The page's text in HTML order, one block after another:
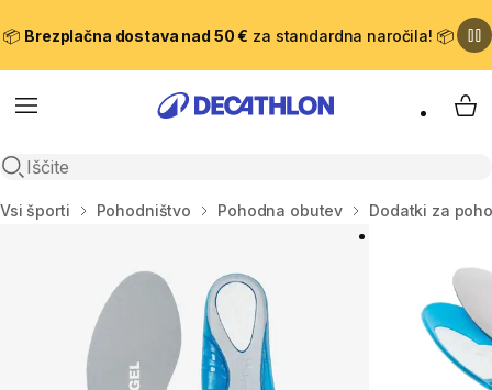
📦 Brezplačna dostava nad 50 € za standardna naročila! 📦
Meni
Odpri iskanje
Domov
Vsi športi Pohodništvo Pohodna obutev Dodatki za